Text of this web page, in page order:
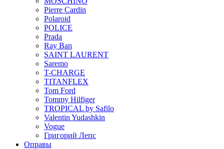
Pierre Cardin
Polaroid
POLICE
Prada
Ray Ban
SAINT LAURENT
Saremo
T-CHARGE
TITANFLEX
Tom Ford
Tommy Hilfiger
TROPICAL by Safilo
Valentin Yudashkin
Vogue
Григорий Лепс
Оправы